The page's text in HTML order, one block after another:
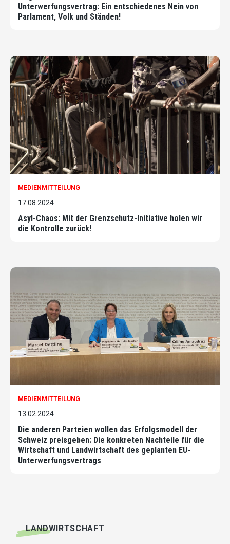
Unterwerfungsvertrag: Ein entschiedenes Nein von
Parlament, Volk und Ständen!
MEDIENMITTEILUNG
17.08.2024
Asyl-Chaos: Mit der Grenzschutz-Initiative holen wir
die Kontrolle zurück!
MEDIENMITTEILUNG
13.02.2024
Die anderen Parteien wollen das Erfolgsmodell der
Schweiz preisgeben: Die konkreten Nachteile für die
Wirtschaft und Landwirtschaft des geplanten EU-
Unterwerfungsvertrags
LANDWIRT­SCHAFT